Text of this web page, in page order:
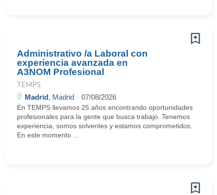
Administrativo /a Laboral con
experiencia avanzada en
A3NOM Profesional
TEMPS
Madrid, Madrid 07/08/2026
En TEMPS llevamos 25 años encontrando oportunidades
profesionales para la gente que busca trabajo. Tenemos
experiencia, somos solventes y estamos comprometidos.
En este momento ...